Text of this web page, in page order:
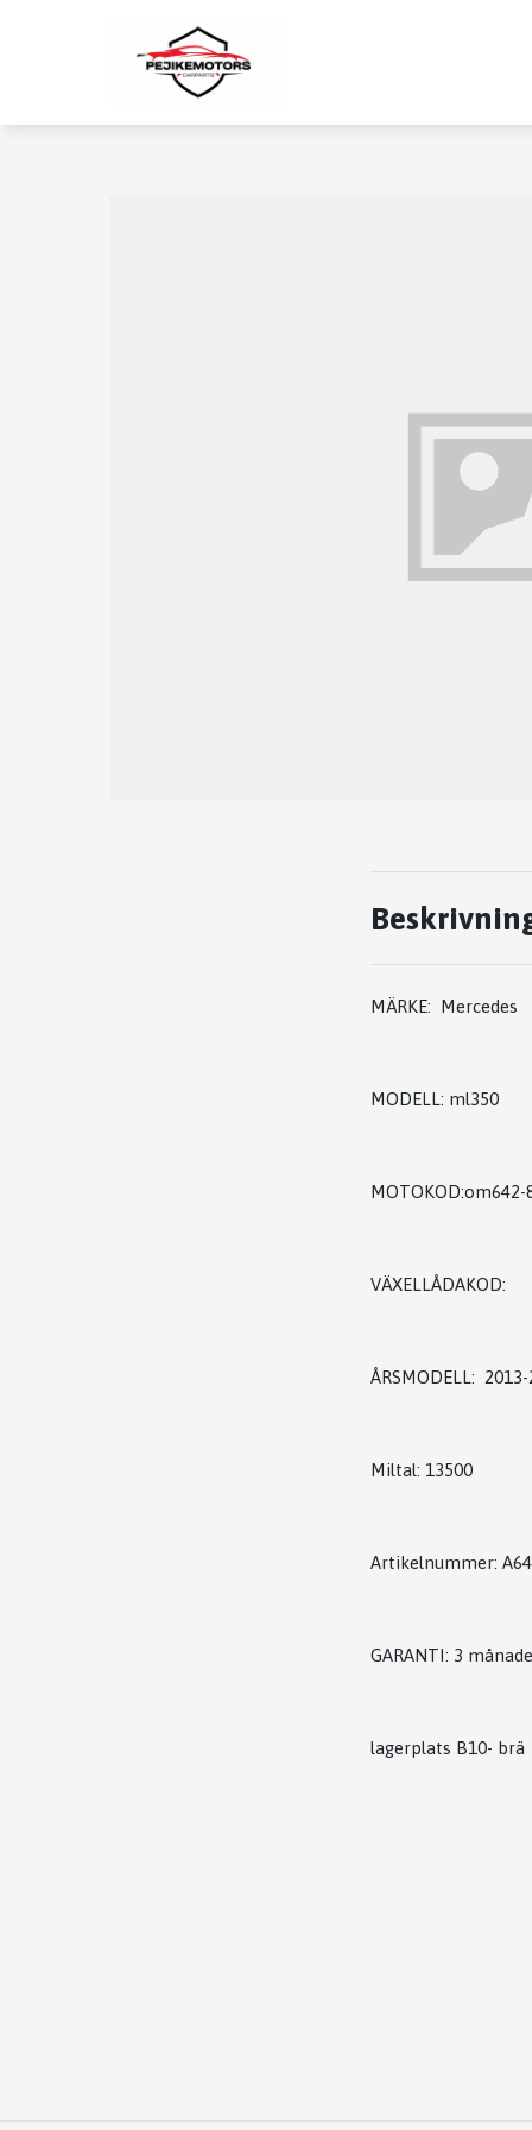
MÄRKE: Mercedes
MODELL: ml350
MOTOKOD:om642-
VÄXELLÅDAKOD:
ÅRSMODELL:
Miltal: 13500
Artikelnummer:
GARANTI: 3
lagerplats B10- brä